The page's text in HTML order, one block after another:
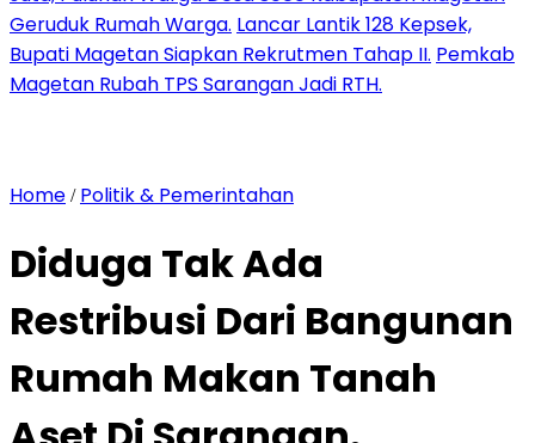
Geruduk Rumah Warga. Lancar Lantik 128 Kepsek,
Bupati Magetan Siapkan Rekrutmen Tahap II. Pemkab
Magetan Rubah TPS Sarangan Jadi RTH.
Home / Politik & Pemerintahan
Diduga Tak Ada
Restribusi Dari Bangunan
Rumah Makan Tanah